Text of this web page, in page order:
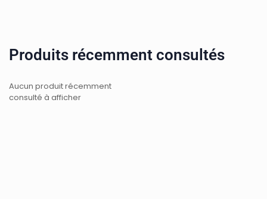
Produits récemment consultés
Aucun produit récemment
consulté à afficher